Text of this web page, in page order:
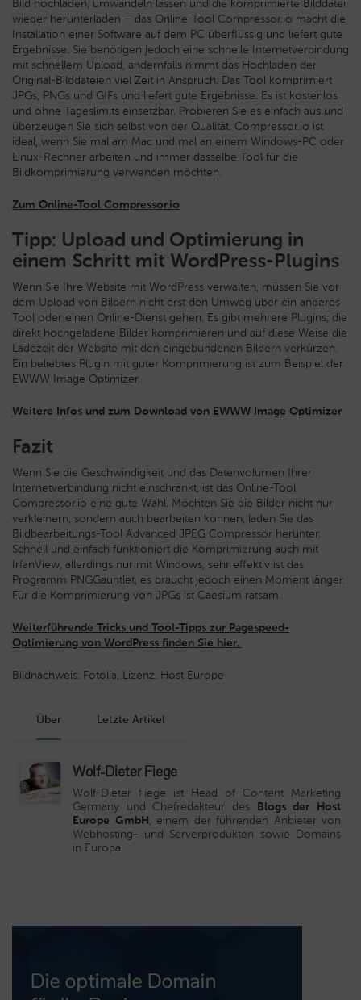
Bild hochladen, umwandeln lassen und die komprimierte Bilddatei
wieder herunterladen – das Online-Tool Compressor.io macht die
Installation einer Software auf dem PC überflüssig und liefert gute
Ergebnisse. Sie benötigen jedoch eine schnelle Internetverbindung
mit schnellem Upload, andernfalls nimmt das Hochladen der
Original-Bilddateien viel Zeit in Anspruch. Das Tool komprimiert
JPGs, PNGs und GIFs und liefert gute Ergebnisse. Es ist kostenlos
und ohne Tageslimits einsetzbar. Probieren Sie es einfach aus und
überzeugen Sie sich selbst von der Qualität. Compressor.io ist
ideal, wenn Sie mal am Mac und mal an einem Windows-PC oder
Linux-Rechner arbeiten und immer dasselbe Tool für die
Bildkomprimierung verwenden möchten.
Zum Online-Tool Compressor.io
Tipp: Upload und Optimierung in
einem Schritt mit WordPress-Plugins
Wenn Sie Ihre Website mit WordPress verwalten, müssen Sie vor
dem Upload von Bildern nicht erst den Umweg über ein anderes
Tool oder einen Online-Dienst gehen. Es gibt mehrere Plugins, die
direkt hochgeladene Bilder komprimieren und auf diese Weise die
Ladezeit der Website mit den eingebundenen Bildern verkürzen.
Ein beliebtes Plugin mit guter Komprimierung ist zum Beispiel der
EWWW Image Optimizer.
Weitere Infos und zum Download von EWWW Image Optimizer
Fazit
Wenn Sie die Geschwindigkeit und das Datenvolumen Ihrer
Internetverbindung nicht einschränkt, ist das Online-Tool
Compressor.io eine gute Wahl. Möchten Sie die Bilder nicht nur
verkleinern, sondern auch bearbeiten können, laden Sie das
Bildbearbeitungs-Tool Advanced JPEG Compressor herunter.
Schnell und einfach funktioniert die Komprimierung auch mit
IrfanView, allerdings nur mit Windows, sehr effektiv ist das
Programm PNGGauntlet, es braucht jedoch einen Moment länger.
Für die Komprimierung von JPGs ist Caesium ratsam.
Weiterführende Tricks und Tool-Tipps zur Pagespeed-
Optimierung von WordPress finden Sie hier.
Bildnachweis: Fotolia, Lizenz. Host Europe
Über Letzte Artikel
Wolf-Dieter Fiege
Wolf-Dieter Fiege ist Head of Content Marketing
Germany und Chefredakteur des Blogs der Host
Europe GmbH, einem der führenden Anbieter von
Webhosting- und Serverprodukten sowie Domains
in Europa.